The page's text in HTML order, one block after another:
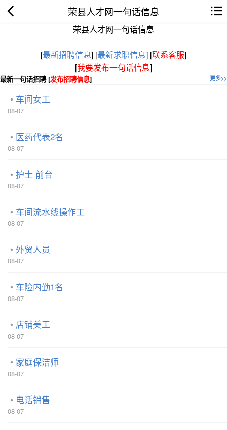
荣县人才网一句话信息
荣县人才网一句话信息
[最新招聘信息] [最新求职信息] [联系客服]
[我要发布一句话信息]
更多>>
最新一句话招聘 [发布招聘信息]
车间女工
08-07
医药代表2名
08-07
护士 前台
08-07
车间流水线操作工
08-07
外贸人员
08-07
车险内勤1名
08-07
店铺美工
08-07
家庭保洁师
08-07
电话销售
08-07